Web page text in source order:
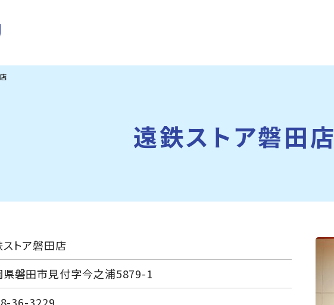
遠鉄ストア磐田店
トア磐田店
県磐田市見付字今之浦5879-1